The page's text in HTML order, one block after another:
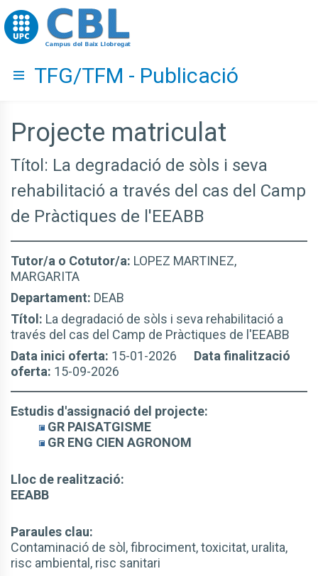
Go to upc.edu
Hide menu
TFG/TFM - Publicació
Projecte matriculat
Títol: La degradació de sòls i seva
rehabilitació a través del cas del Camp
de Pràctiques de l'EEABB
Tutor/a o Cotutor/a: LOPEZ MARTINEZ,
MARGARITA
Departament: DEAB
Títol: La degradació de sòls i seva rehabilitació a
través del cas del Camp de Pràctiques de l'EEABB
Data inici oferta: 15-01-2026 Data finalització
oferta: 15-09-2026
Estudis d'assignació del projecte:
GR PAISATGISME
GR ENG CIEN AGRONOM
Lloc de realització:
EEABB
Paraules clau:
Contaminació de sòl, fibrociment, toxicitat, uralita,
risc ambiental, risc sanitari